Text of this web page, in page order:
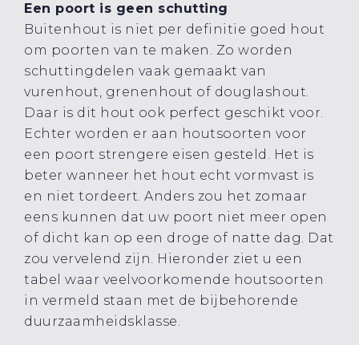
Een poort is geen schutting
Buitenhout is niet per definitie goed hout
om poorten van te maken. Zo worden
schuttingdelen vaak gemaakt van
vurenhout, grenenhout of douglashout.
Daar is dit hout ook perfect geschikt voor.
Echter worden er aan houtsoorten voor
een poort strengere eisen gesteld. Het is
beter wanneer het hout echt vormvast is
en niet tordeert. Anders zou het zomaar
eens kunnen dat uw poort niet meer open
of dicht kan op een droge of natte dag. Dat
zou vervelend zijn. Hieronder ziet u een
tabel waar veelvoorkomende houtsoorten
in vermeld staan met de bijbehorende
duurzaamheidsklasse.